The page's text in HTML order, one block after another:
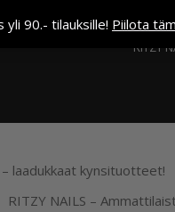
yli 90.- tilauksille! Piilota
RITZY
laadukkaat kynsituotteet!
RITZY NAILS –